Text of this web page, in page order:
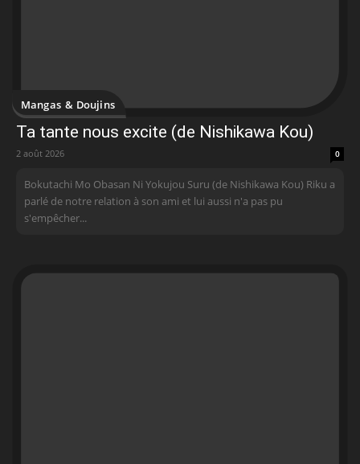
Mangas & Doujins
Ta tante nous excite (de Nishikawa Kou)
2 août 2026 0
Bokutachi Mo Obasan Ni Yokujou Suru (de Nishikawa Kou) Riku a
parlé de notre relation à son ami et lui aussi n'a pas pu
s'empêcher...